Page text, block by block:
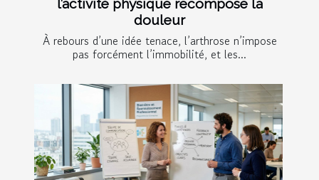
l’activité physique recompose la
douleur
À rebours d’une idée tenace, l’arthrose n’impose
pas forcément l’immobilité, et les...